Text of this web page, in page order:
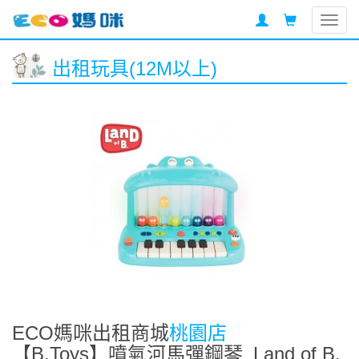
出租玩具(12M以上)
ECO媽咪出租商城桃園店
【B.Toys】噴氣河馬彈鋼琴_Land of B.